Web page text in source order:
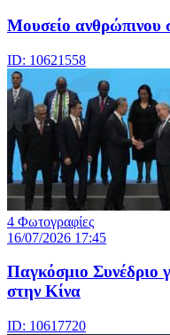
Μουσείο
ID: 10621558
4 Φωτογραφίες
16/07/2026 17:45
Παγκόσμιο Συνέδριο
στην Κίνα
ID: 10617720